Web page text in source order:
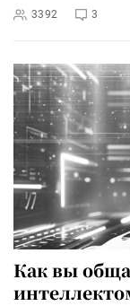
3392 3
Как вы